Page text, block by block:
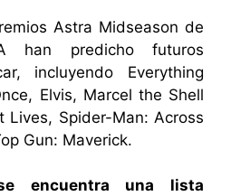
Astra Midseason de
han predicho futuros
incluyendo Everything
Elvis, Marcel the Shell
Lives, Spider-Man: Across
Gun: Maverick.
encuentra una lista